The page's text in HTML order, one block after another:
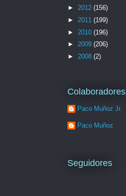
► 2012 (156)
► 2011 (199)
► 2010 (196)
► 2009 (206)
► 2008 (2)
Colaboradores
Paco Muñoz Jr.
Paco Muñoz
Seguidores